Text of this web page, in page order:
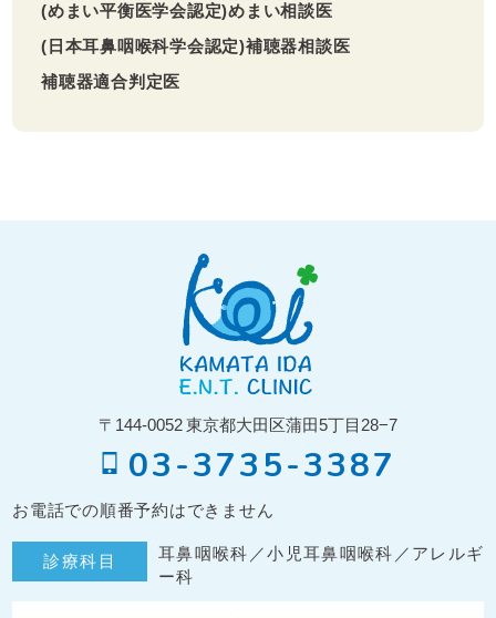
(めまい平衡医学会認定)めまい相談医
(日本耳鼻咽喉科学会認定)補聴器相談医
補聴器適合判定医
〒144-0052東京都大田区蒲田5丁目28−7
03-3735-3387
お電話での順番予約はできません
診療科目
耳鼻咽喉科／小児耳鼻咽喉科／アレルギ
ー科